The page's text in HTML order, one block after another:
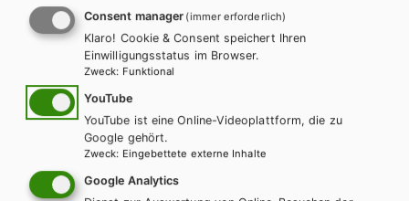
VocabApp
Android-Smartphones ist auf Google play
Hörverständnisübungen
Consent manager (immer erforderlich)
Klaro! Cookie & Consent speichert Ihren
Einwilligungsstatus im Browser.
Zweck: Funktional
YouTube
YouTube ist eine Online-Videoplattform, die zu
Google gehört.
Zweck: Eingebettete externe Inhalte
Google Analytics